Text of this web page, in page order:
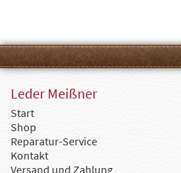
Leder Meißner
Start
Shop
Reparatur-Service
Kontakt
Versand und Zahlung